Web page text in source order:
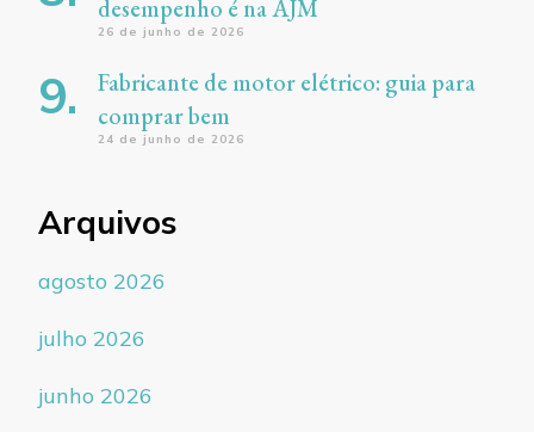
desempenho é na AJM
26 de junho de 2026
Fabricante de motor elétrico: guia para
comprar bem
24 de junho de 2026
Arquivos
agosto 2026
julho 2026
junho 2026